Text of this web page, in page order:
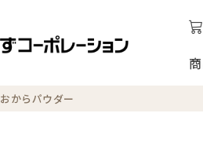
おからパウダー